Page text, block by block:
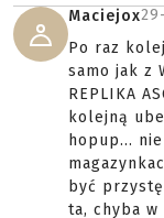
Maciejox
Po raz
samo jak z
REPLIKA
kolejną
hopup...
być
ta, chyba